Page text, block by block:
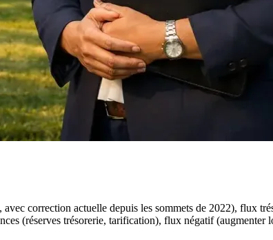
correction actuelle depuis les sommets de 2022), flux
(réserves trésorerie, tarification), flux négatif (augmenter